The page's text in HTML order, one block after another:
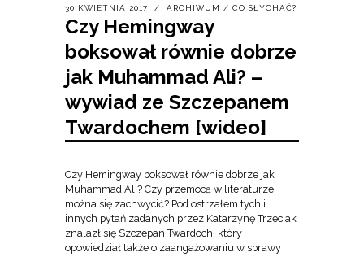
30 KWIETNIA 2017 ARCHIWUM / CO SŁYCHAĆ?
Czy Hemingway
boksował równie dobrze
jak Muhammad Ali? –
wywiad ze Szczepanem
Twardochem [wideo]
Czy Hemingway boksował równie dobrze jak
Muhammad Ali? Czy przemocą w literaturze
można się zachwycić? Pod ostrzałem tych i
innych pytań zadanych przez Katarzynę Trzeciak
znalazł się Szczepan Twardoch, który
opowiedział także o zaangażowaniu w sprawy